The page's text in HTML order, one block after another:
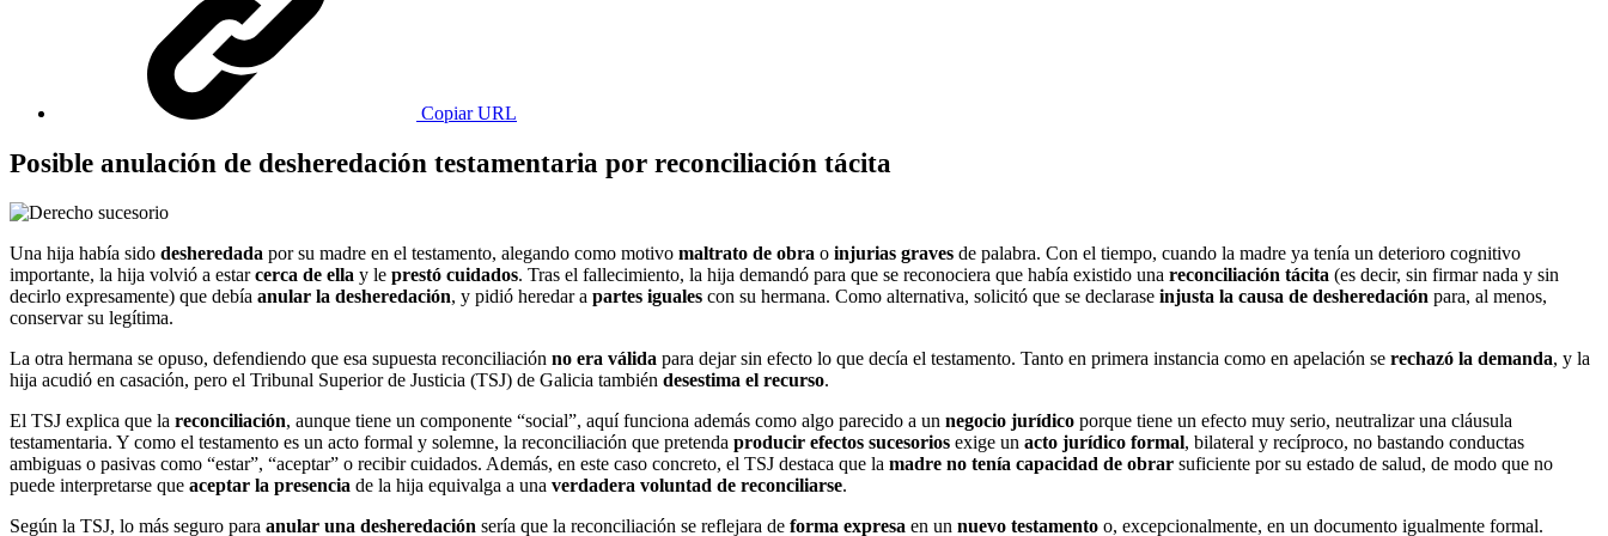
Copiar URL
Posible anulación de desheredación testamentaria por reconciliación tácita
Una hija había sido desheredada por su madre en el testamento, alegando como motivo maltrato de obra o injurias graves de palabra. Con el tiempo, cuando la madre ya tenía un deterioro cognitivo
importante, la hija volvió a estarcerca de ella y le prestó cuidados. Tras el fallecimiento, la hija demandó para que se reconociera que había existido una reconciliación tácita (es decir, sin firmar nada y sin
decirlo expresamente) que debía anular la desheredación, y pidió heredar a partes iguales con su hermana. Como alternativa, solicitó que se declarase injusta la causa de desheredación para, al menos,
conservar su legítima.
La otra hermana se opuso, defendiendo que esa supuesta reconciliación no era válida para dejar sin efecto lo que decía el testamento. Tanto en primera instancia como en apelación se rechazó la demanda, y la
hija acudió en casación, pero el Tribunal Superior de Justicia (TSJ) de Galicia también desestima el recurso.
El TSJ explica que la reconciliación, aunque tiene un componente “social”, aquí funciona además como algo parecido a un negocio jurídico porque tiene un efecto muy serio, neutralizar una cláusula
testamentaria. Y como el testamento es un acto formal y solemne, la reconciliación que pretenda producir efectos sucesorios exige un acto jurídico formal, bilateral y recíproco, no bastando conductas
ambiguas o pasivas como “estar”, “aceptar” o recibir cuidados. Además, en este caso concreto, el TSJ destaca que la madre no tenía capacidad de obrar suficiente por su estado de salud, de modo que no
puede interpretarse que aceptar la presencia de la hija equivalga a una verdadera voluntad de reconciliarse.
Según la TSJ, lo más seguro para anular una desheredación sería que la reconciliación se reflejara de forma expresa en un nuevo testamento o, excepcionalmente, en un documento igualmente formal.